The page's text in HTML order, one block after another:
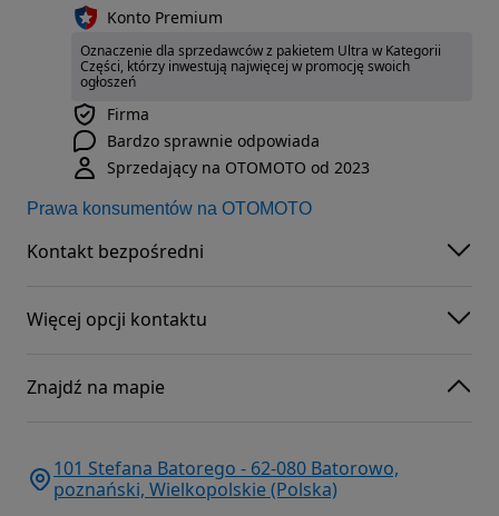
Konto Premium
Oznaczenie dla sprzedawców z pakietem Ultra w Kategorii
Części, którzy inwestują najwięcej w promocję swoich
ogłoszeń
Firma
Bardzo sprawnie odpowiada
Sprzedający na OTOMOTO od 2023
Prawa konsumentów na OTOMOTO
Kontakt bezpośredni
Więcej opcji kontaktu
Znajdź na mapie
101 Stefana Batorego - 62-080 Batorowo,
poznański, Wielkopolskie (Polska)